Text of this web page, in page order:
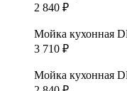
2 840 ₽
Мойка кухонная
3 710 ₽
Мойка кухонная